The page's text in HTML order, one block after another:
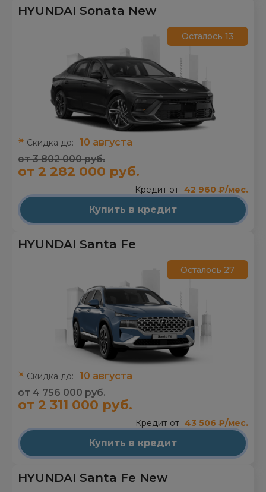
HYUNDAI Sonata New
Осталось 13
Скидка до:
10 августа
от 3 802 000 руб.
от 2 282 000 руб.
Кредит от 42 960 ₽/мес.
Купить в кредит
HYUNDAI Santa Fe
Осталось 27
Скидка до:
10 августа
от 4 756 000 руб.
от 2 311 000 руб.
Кредит от 43 506 ₽/мес.
Купить в кредит
HYUNDAI Santa Fe New